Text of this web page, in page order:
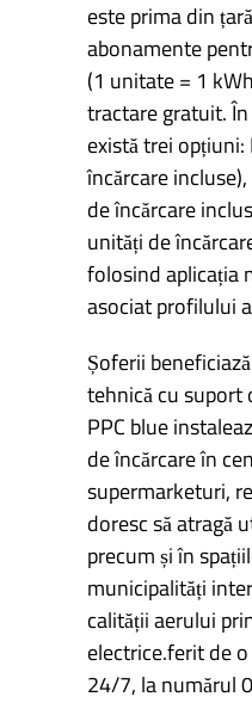
este prima din
abonamente
(1 unitate = 1
tractare gratuit.
există trei
încărcare
de încărcare
unități de
folosind aplicația
asociat profilului
Șoferii
tehnică cu suport
PPC blue
de încărcare în
supermarketuri,
doresc să atragă
precum și în
municipalități
calității aerului
electrice.ferit de
24/7, la numărul